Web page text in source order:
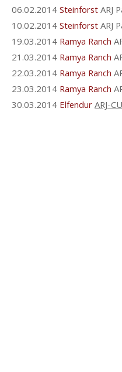
06.02.2014 Steinforst ARJ
10.02.2014 Steinforst ARJ
19.03.2014 Ramya Ranch
21.03.2014 Ramya Ranch
22.03.2014 Ramya Ranch
23.03.2014 Ramya Ranch
30.03.2014 Elfendur ARJ-